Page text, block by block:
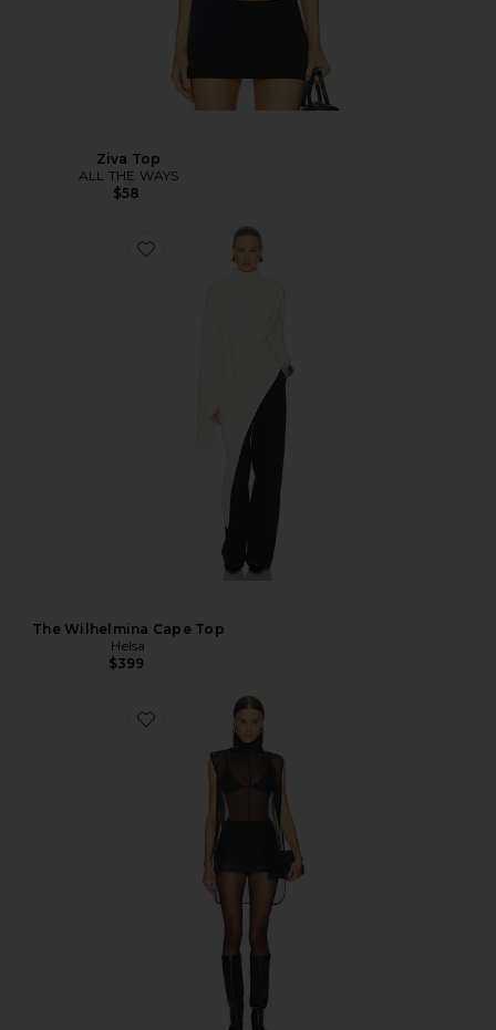
Ziva Top
ALL THE WAYS
$58
The Wilhelmina Cape Top
Helsa
$399